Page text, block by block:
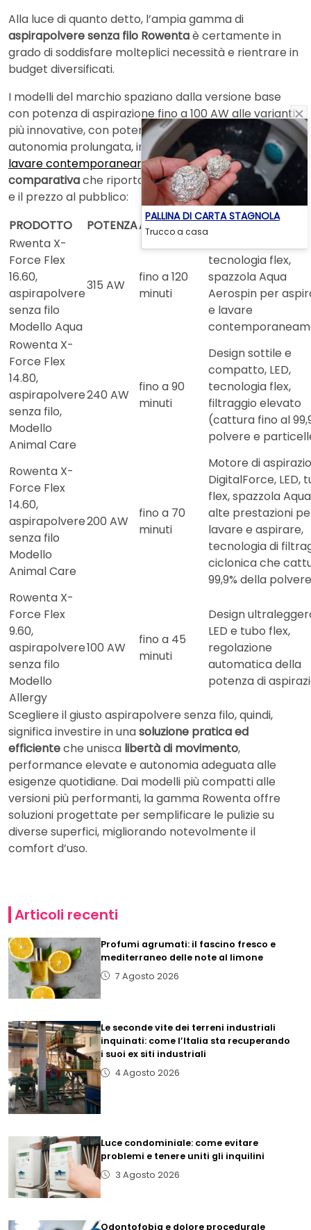
Alla luce di quanto detto, l’ampia gamma di
aspirapolvere senza filo Rowentaè certamente in
grado di soddisfare molteplici necessità e rientrare in
budget diversificati.
I modelli del marchio spaziano dalla versione base
con potenza di aspirazione fino a 100 AW alle varianti
più innovative, con potenza che supera i 300 AW e
autonomia prolungata, in grado anche diaspirare e
lavare contemporaneamente. Ecco unatabella
comparativache riporta le caratteristiche principali
e il prezzo al pubblico:
PRODOTTO
POTENZAAUTONOMIATRATTI DISTINTIVI
Rwenta X-
Force Flex
16.60,
aspirapolvere
senza filo
Modello Aqua
315 AW
fino a 120
minuti
tecnologia flex,
spazzola Aqua
Aerospin per
e lavare
Rowenta X-
Force Flex
14.80,
aspirapolvere
senza filo,
Modello
Animal Care
240 AW
fino a 90
minuti
Design sottile e
compatto, LED,
tecnologia flex,
filtraggio elevato
(cattura fino al
polvere e
Rowenta X-
Force Flex
14.60,
aspirapolvere
senza filo
Modello
Animal Care
200 AW
fino a 70
minuti
Motore di
DigitalForce, LED,
flex, spazzola
alte prestazioni
lavare e aspirare,
tecnologia di
ciclonica che
99,9% della polvere
Rowenta X-
Force Flex
9.60,
aspirapolvere
senza filo
Modello
Allergy
100 AW
fino a 45
minuti
Design
LED e tubo flex,
regolazione
automatica della
potenza di
Scegliere il giusto aspirapolvere senza filo, quindi,
significa investire in unasoluzione pratica ed
efficienteche unisca libertà di movimento,
performance elevate e autonomia adeguata alle
esigenze quotidiane. Dai modelli più compatti alle
versioni più performanti, la gamma Rowenta offre
soluzioni progettate per semplificare le pulizie su
diverse superfici, migliorando notevolmente il
comfort d’uso.
Articoli recenti
Profumi agrumati: il fascino fresco e
mediterraneo delle note al limone
7 Agosto 2026
Le seconde vite dei terreni industriali
inquinati: come l’Italia sta recuperando
i suoi ex siti industriali
4 Agosto 2026
Luce condominiale: come evitare
problemi e tenere uniti gli inquilini
3 Agosto 2026
Odontofobia e dolore procedurale
PALLINA DI CARTA STAGNOLA
Trucco a casa